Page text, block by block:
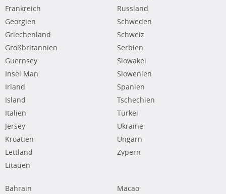
Frankreich
Georgien
Griechenland
Großbritannien
Guernsey
Insel Man
Irland
Island
Italien
Jersey
Kroatien
Lettland
Litauen
Russland
Schweden
Schweiz
Serbien
Slowakei
Slowenien
Spanien
Tschechien
Türkei
Ukraine
Ungarn
Zypern
Bahrain
Macao